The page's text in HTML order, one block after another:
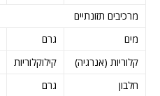
מרכיבים תזונתיים
מים
גרם
קלוריות (אנרגיה)
קילוקלוריות
חלבון
גרם